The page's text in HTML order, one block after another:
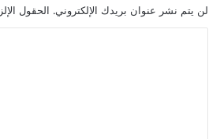
لن يتم نشر عنوان بريدك الإلكتروني. الحقول